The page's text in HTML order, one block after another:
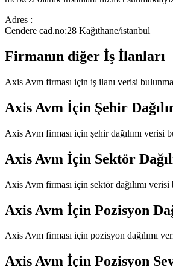
Adres :
Cendere cad.no:28 Kağıthane/istanbul
Firmanın diğer İş İlanları
Axis Avm firması için iş ilanı verisi
Axis Avm İçin Şehir
Axis Avm firması için şehir dağılımı verisi
Axis Avm İçin Sektör
Axis Avm firması için sektör dağılımı
Axis Avm İçin Pozisyon
Axis Avm firması için pozisyon dağılımı
Axis Avm İçin Pozisyon